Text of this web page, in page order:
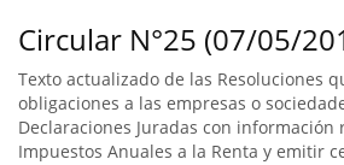
Circular N°25 (07/05/
Texto actualizado de las Resoluciones
obligaciones a las empresas o
Declaraciones Juradas con información
Impuestos Anuales a la Renta y emitir